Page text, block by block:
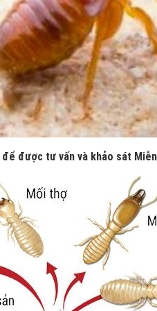
để được tư vấn và khảo sát